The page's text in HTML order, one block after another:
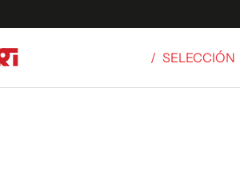
/ SELECCIÓN